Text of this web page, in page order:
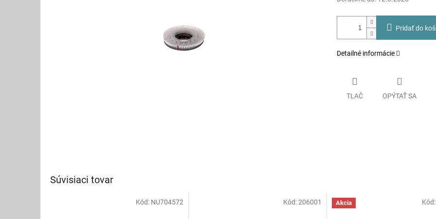
Pridať do
Detailné informácie
TLAČ OPÝTAŤ SA
Súvisiaci tovar
Kód: NU704572 Kód:206001 Akcia Kód: